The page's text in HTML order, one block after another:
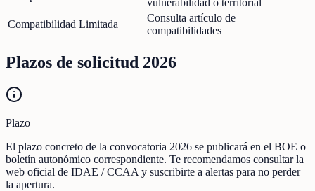
Compatibilidad Limitada
Consulta artículo de
compatibilidades
Plazos de solicitud 2026
Plazo
El plazo concreto de la convocatoria 2026 se publicará en el BOE o
boletín autonómico correspondiente. Te recomendamos consultar la
web oficial de IDAE / CCAA y suscribirte a alertas para no perder
la apertura.